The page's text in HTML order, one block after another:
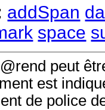
addSpan
space
rend peut
est
de police